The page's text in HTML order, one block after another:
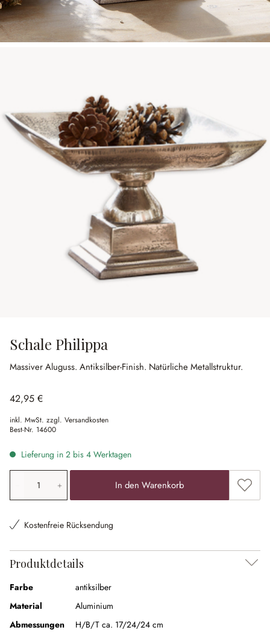
Schale Philippa
Massiver Aluguss. Antiksilber-Finish. Natürliche Metallstruktur.
42,95 €
inkl. MwSt. zzgl. Versandkosten
Best-Nr. 14600
Lieferung in 2 bis 4 Werktagen
Produkt Anzahl: Gib den gewünschten Wert ein oder
In den Warenkorb Zum
Kostenfreie Rücksendung
Produktdetails
Farbe
antiksilber
Material
Aluminium
Abmessungen
H/B/T ca. 17/24/24 cm